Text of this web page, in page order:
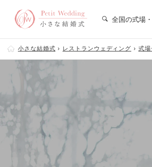
全国の式場
小さな結婚式 レストランウェディング 式場